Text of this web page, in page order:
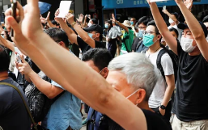
nord
wahrheit
verlag
verlag